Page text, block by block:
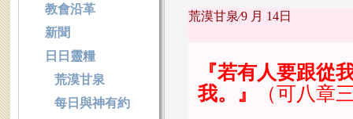
荒漠甘泉∕9 月 14日
『若有人要跟從
我。』
（可八章
教會沿革
新聞
日日靈糧
荒漠甘泉
每日與神有約